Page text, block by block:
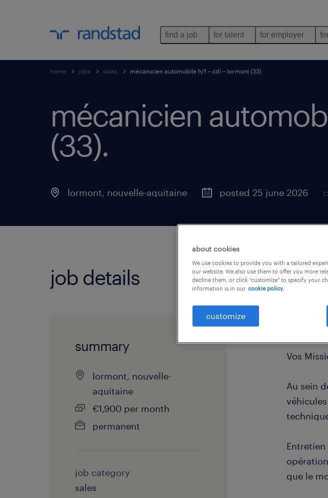
find a job for talent for employer
home jobs sales mécanicien automobile h/f – cdi – lormont (33)
mécanicien
(33).
lormont, nouvelle-aquitaine posted 25 june 2026
job details
summary
lormont, nouvelle-
aquitaine
€1,900 per month
permanent
job category
sales
Vos
Au sein
que le
about cookies
We use cookies to provide you with a tailored
our website. We also use them to offer you more
decline them, or click "customize" to specify your
information is in our cookie policy.
customize